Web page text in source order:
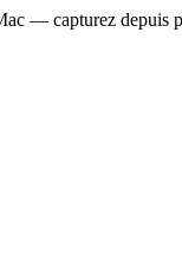
— capturez depuis